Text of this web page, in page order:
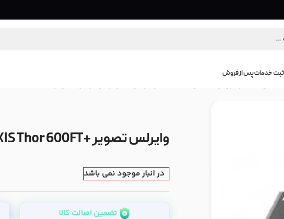
ثبت خدمات پس از فروش
وایرلس تصویر +VAXIS Thor 600FT
در انبار موجود نمی باشد
تضمین اصالت کالا